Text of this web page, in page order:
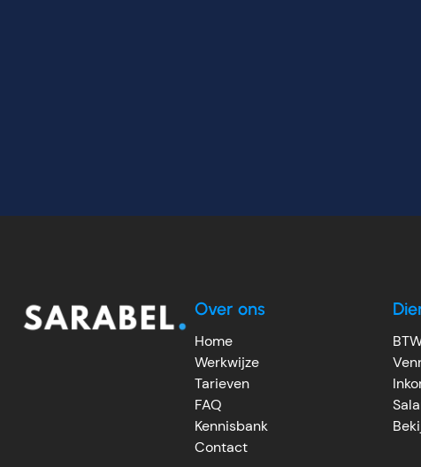
Over ons
Home
Werkwijze
Tarieven
FAQ
Kennisbank
Contact